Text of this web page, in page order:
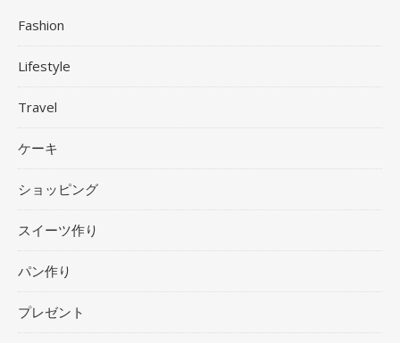
Fashion
Lifestyle
Travel
ケーキ
ショッピング
スイーツ作り
パン作り
プレゼント